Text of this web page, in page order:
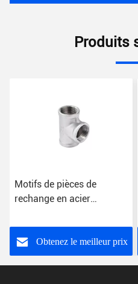
Produits
Motifs de pièces de
rechange en acier
la coulée de fil de fer
fémininObtenez le meilleur prix